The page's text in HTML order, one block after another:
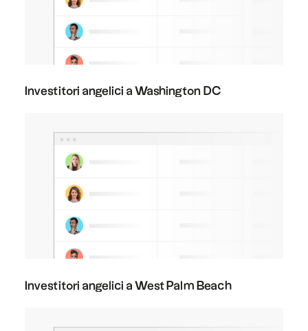
Investitori angelici a Washington DC
Investitori angelici a West Palm Beach